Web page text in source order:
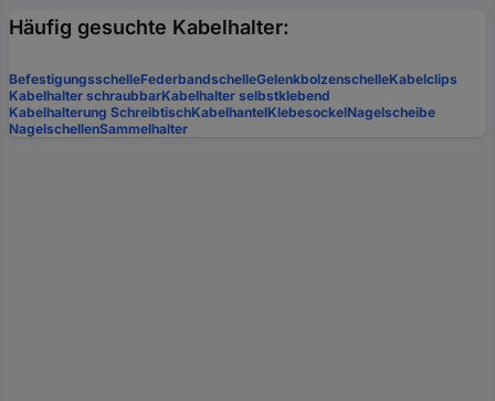
Häufig gesuchte Kabelhalter:
BefestigungsschelleFederbandschelleGelenkbolzenschelleKabelclips
Kabelhalter schraubbarKabelhalter selbstklebend
Kabelhalterung SchreibtischKabelhantelKlebesockelNagelscheibe
NagelschellenSammelhalter